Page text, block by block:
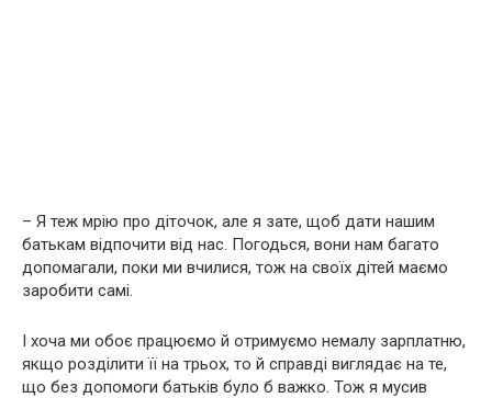
– Я теж мрію про діточок, але я зате, щоб дати нашим
батькам відпочити від нас. Погодься, вони нам багато
допомагали, поки ми вчилися, тож на своїх дітей маємо
заробити самі.
І хоча ми обоє працюємо й отримуємо немалу зарплатню,
якщо розділити її на трьох, то й справді виглядає на те,
що без допомоги батьків було б важко. Тож я мусив